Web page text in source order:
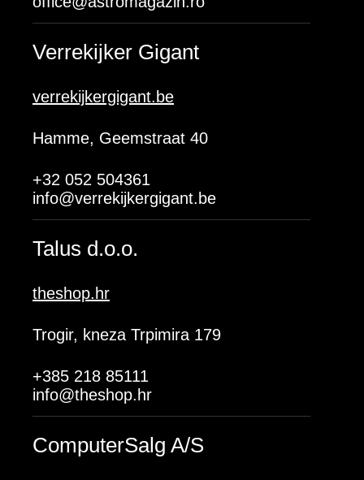
Verrekijker Gigant
verrekijkergigant.be
Hamme, Geemstraat 40
+32 052 504361
info@verrekijkergigant.be
Talus d.o.o.
theshop.hr
Trogir, kneza Trpimira 179
+385 218 85111
info@theshop.hr
ComputerSalg A/S